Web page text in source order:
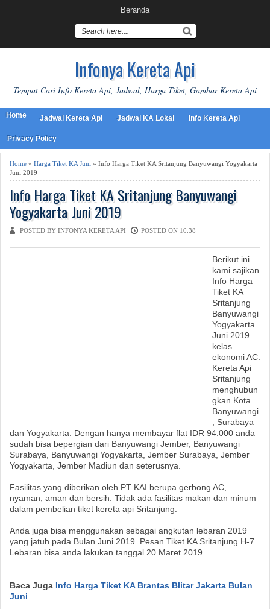
Beranda
Infonya Kereta Api
Tempat Cari Info Kereta Api, Jadwal, Harga Tiket, Gambar Kereta Api
Home Jadwal Kereta Api Jadwal KA Lokal Info Kereta Api
Privacy Policy
Home » Harga Tiket KA Juni » Info Harga Tiket KA Sritanjung Banyuwangi Yogyakarta
Juni 2019
Info Harga Tiket KA Sritanjung Banyuwangi
Yogyakarta Juni 2019
POSTED BY INFONYA KERETA API POSTED ON 10.38
Berikut ini
kami sajikan
Info Harga
Tiket KA
Sritanjung
Banyuwangi
Yogyakarta
Juni 2019
kelas
ekonomi AC.
Kereta Api
Sritanjung
menghubun
gkan Kota
Banyuwangi
, Surabaya
dan Yogyakarta. Dengan hanya membayar flat IDR 94.000 anda
sudah bisa bepergian dari Banyuwangi Jember, Banyuwangi
Surabaya, Banyuwangi Yogyakarta, Jember Surabaya, Jember
Yogyakarta, Jember Madiun dan seterusnya.
Fasilitas yang diberikan oleh PT KAI berupa gerbong AC,
nyaman, aman dan bersih. Tidak ada fasilitas makan dan minum
dalam pembelian tiket kereta api Sritanjung.
Anda juga bisa menggunakan sebagai angkutan lebaran 2019
yang jatuh pada Bulan Juni 2019. Pesan Tiket KA Sritanjung H-7
Lebaran bisa anda lakukan tanggal 20 Maret 2019.
Baca Juga Info Harga Tiket KA Brantas Blitar Jakarta Bulan
Juni